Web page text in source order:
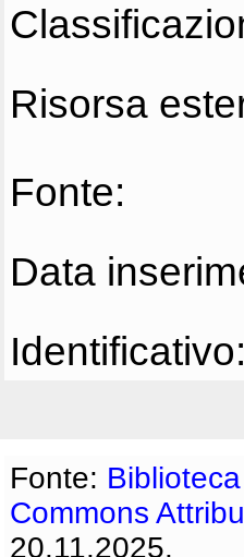
Risorsa
Fonte:
Data
Identificativo:
Fonte:
Commons
20.11.2025.